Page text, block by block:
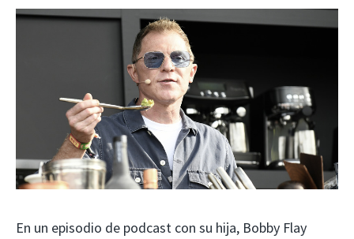
En un episodio de podcast con su hija, Bobby Flay